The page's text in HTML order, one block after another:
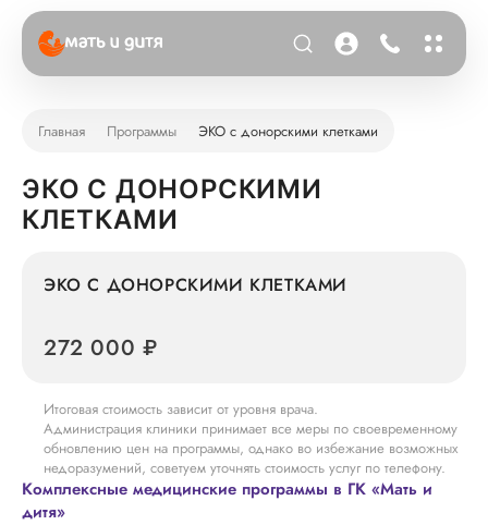
Главная Программы ЭКО с донорскими клетками
ЭКО С ДОНОРСКИМИ
КЛЕТКАМИ
Комплексные медицинские программы в ГК «Мать и
дитя»
ЭКО С ДОНОРСКИМИ КЛЕТКАМИ
272 000 ₽
Итоговая стоимость зависит от уровня врача.
Администрация клиники принимает все меры по своевременному
обновлению цен на программы, однако во избежание возможных
недоразумений, советуем уточнять стоимость услуг по телефону.